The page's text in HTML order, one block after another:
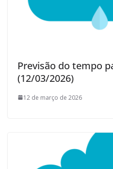
Previsão do tempo
(12/03/2026)
12 de março de 2026